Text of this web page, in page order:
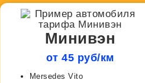
Минивэн
от 45 руб/км
Mersedes Vito